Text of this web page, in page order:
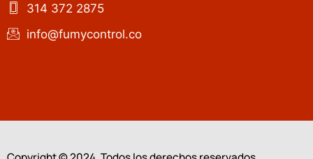
314 372 2875
info@fumycontrol.co